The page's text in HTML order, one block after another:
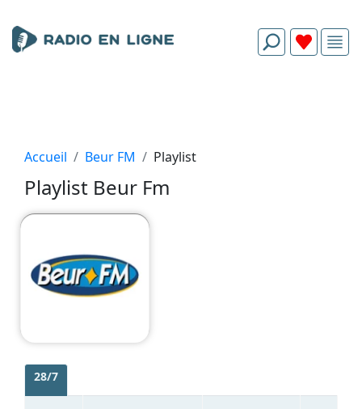
Accueil Beur FM Playlist
Playlist Beur Fm
28/7